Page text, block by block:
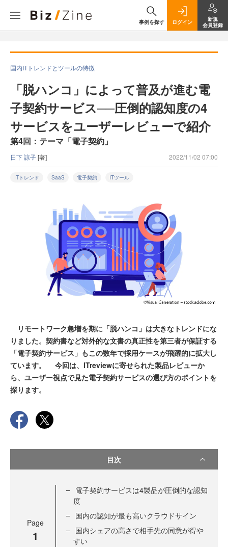
事例を探す ログイン
新規
会員登録
国内ITトレンドとツールの特徴
「脱ハンコ」によって普及が進む電
子契約サービス──圧倒的認知度の4
サービスをユーザーレビューで紹介
第4回：テーマ「電子契約」
日下 諒子[著] 2022/11/02 07:00
ITトレンド SaaS 電子契約 ITツール
リモートワーク急増を期に「脱ハンコ」は大きなトレンドにな
りました。契約書など対外的な文書の真正性を第三者が保証する
「電子契約サービス」もこの数年で採用ケースが飛躍的に拡大し
ています。 今回は、ITreviewに寄せられた製品レビューか
ら、ユーザー視点で見た電子契約サービスの選び方のポイントを
探ります。
目次
Page
1
電子契約サービスは4製品が圧倒的な認知
度
国内の認知が最も高いクラウドサイン
国内シェアの高さで相手先の同意が得や
すい